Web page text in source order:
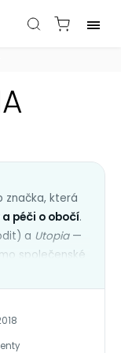
značka, která
péči o obočí.
a Utopia—
společenské
vegan
glitter